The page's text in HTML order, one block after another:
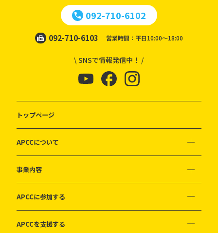
092-710-6102
092-710-6103 営業時間：平日10:00～18:00
\ SNSで情報発信中！ /
トップページ
APCCについて
事業内容
APCCに参加する
APCCを支援する